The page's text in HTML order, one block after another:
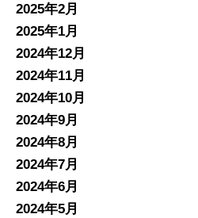
2025年2月
2025年1月
2024年12月
2024年11月
2024年10月
2024年9月
2024年8月
2024年7月
2024年6月
2024年5月